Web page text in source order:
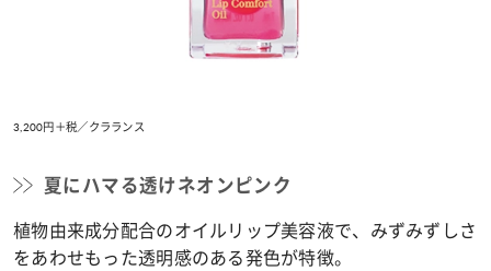
3,200円＋税／クラランス
夏にハマる透けネオンピンク
植物由来成分配合のオイルリップ美容液で、みずみずしさ
をあわせもった透明感のある発色が特徴。